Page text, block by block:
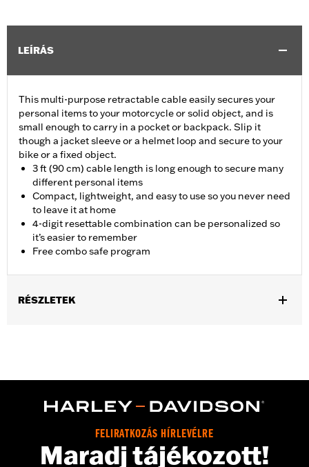
LEÍRÁS
This multi-purpose retractable cable easily secures your
personal items to your motorcycle or solid object, and is
small enough to carry in a pocket or backpack. Slip it
though a jacket sleeve or a helmet loop and secure to your
bike or a fixed object.
3 ft (90 cm) cable length is long enough to secure many
different personal items
Compact, lightweight, and easy to use so you never need
to leave it at home
4-digit resettable combination can be personalized so
it’s easier to remember
Free combo safe program
RÉSZLETEK
In the Box:Lock and instructions
WARNING:Remove lock before operating motorcycle. Failure to
FELIRATKOZÁS HÍRLEVÉLRE
Maradj tájékozott!